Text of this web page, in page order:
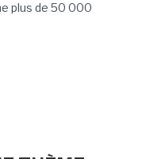
plus de 50 000